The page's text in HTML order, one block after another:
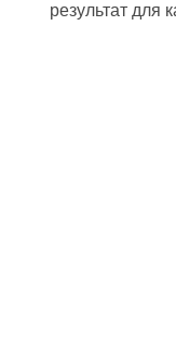
результат для